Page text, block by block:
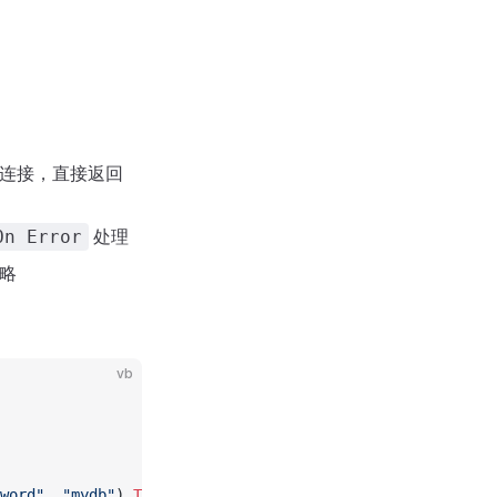
接，直接返回
Error 处理
vb